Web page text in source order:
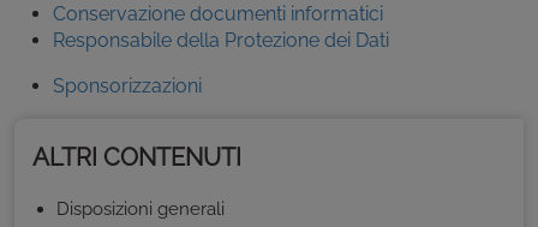
Conservazione documenti informatici
Responsabile della Protezione dei Dati
Sponsorizzazioni
ALTRI CONTENUTI
Disposizioni generali